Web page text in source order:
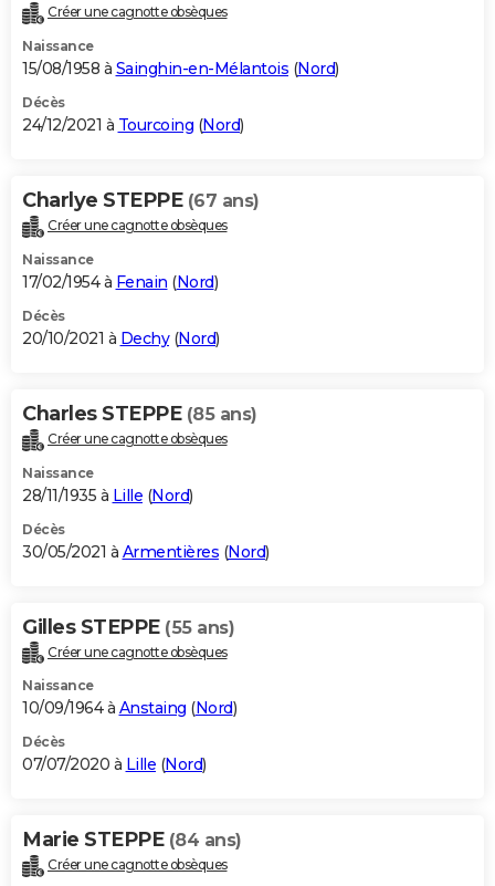
Créer une cagnotte obsèques
Naissance
15/08/1958 à Sainghin-en-Mélantois (Nord)
Décès
24/12/2021 à Tourcoing (Nord)
Charlye STEPPE (67 ans)
Créer une cagnotte obsèques
Naissance
17/02/1954 à Fenain (Nord)
Décès
20/10/2021 à Dechy(Nord)
Charles STEPPE (85 ans)
Créer une cagnotte obsèques
Naissance
28/11/1935 à Lille (Nord)
Décès
30/05/2021 à Armentières (Nord)
Gilles STEPPE (55 ans)
Créer une cagnotte obsèques
Naissance
10/09/1964 à Anstaing (Nord)
Décès
07/07/2020 à Lille (Nord)
Marie STEPPE (84 ans)
Créer une cagnotte obsèques